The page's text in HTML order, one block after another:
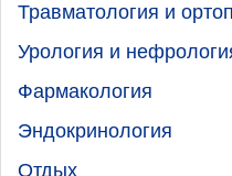
Травматология и
Урология и
Фармакология
Эндокринология
Отдых